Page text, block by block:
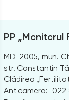
PP „Monitorul
MD-2005, mun.
str. Constantin
Clădirea
Anticamera:
022